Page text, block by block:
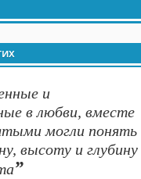
и
в любви, вместе
могли понять
высоту и глубину
”